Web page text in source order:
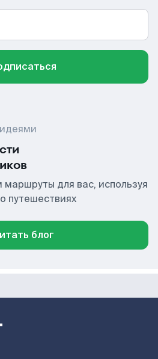
для вас, используя
путешествиях
блог